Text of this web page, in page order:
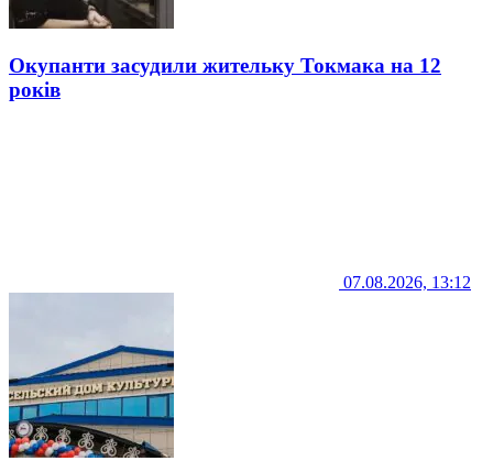
Окупанти засудили жительку Токмака на 12
років
07.08.2026, 13:12